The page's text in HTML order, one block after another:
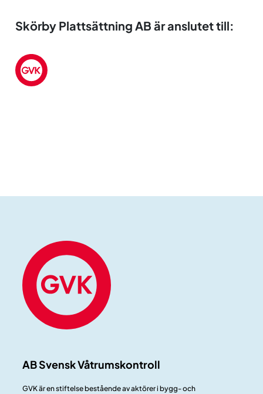
Skörby Plattsättning AB är anslutet till:
AB Svensk Våtrumskontroll
GVK är en stiftelse bestående av aktörer i bygg- och